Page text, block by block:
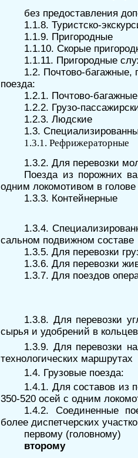
без предоставления
1.1.8. Туристско-
1.1.9. Пригородные
1.1.10. Скорые
1.1.11. Пригородные
1.2. Почтово-багажные,
поезда:
1.2.1. Почтово-багажные
1.2.2. Грузо-
1.2.3. Людские
1.3.
1.3.1. Рефрижераторные
1.3.2. Для перевозки
Поезда из порожних
одним локомотивом в
1.3.3. Контейнерные
1.3.4.
сальном подвижном составе
1.3.5. Для перевозки
1.3.6. Для перевозки
1.3.7. Для поездов
1.3.8. Для перевозки
сырья и удобрений в
1.3.9. Для перевозки
технологических маршрутах
1.4. Грузовые поезда:
1.4.1. Для составов из
350-520 осей с одним
1.4.2. Соединенные
более диспетчерских
первому (головному)
второму